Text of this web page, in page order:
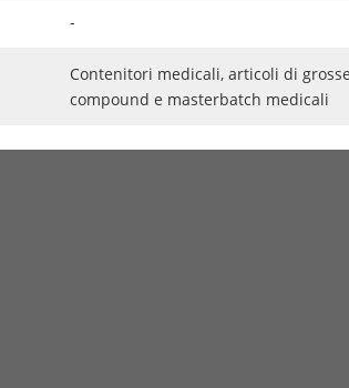
-
Contenitori medicali, articoli di
compound e masterbatch medicali